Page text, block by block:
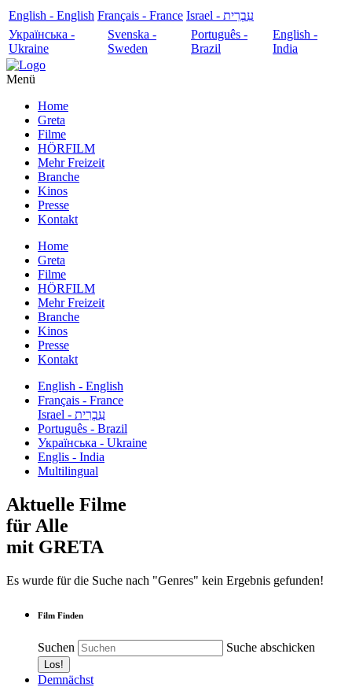
English - English Français - France
עִבְרִית - Israel
Українська -
Ukraine
Svenska -
Sweden
Português -
Brazil
English -
India
Menü
Home
Greta
Filme
HÖRFILM
Mehr Freizeit
Branche
Kinos
Presse
Kontakt
Home
Greta
Filme
HÖRFILM
Mehr Freizeit
Branche
Kinos
Presse
Kontakt
English - English
Français - France
עִבְרִית - Israel
Português - Brazil
Українська - Ukraine
Englis - India
Multilingual
Aktuelle Filme
für Alle
mit GRETA
Es wurde für die Suche nach "Genres" kein Ergebnis gefunden!
Film Finden
Suchen Suche abschicken
Demnächst